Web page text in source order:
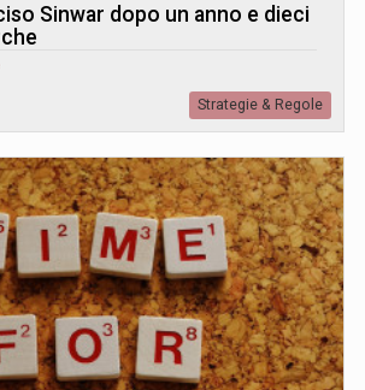
Sinwar dopo un anno e dieci
Strategie & Regole